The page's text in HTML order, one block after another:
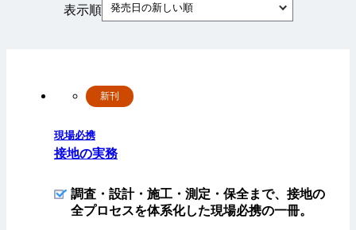
表示順 発売日の新しい順
現場必携
接地の実務
新刊
調査・設計・施工・測定・保全まで、接地の
全プロセスを体系化した現場必携の一冊。